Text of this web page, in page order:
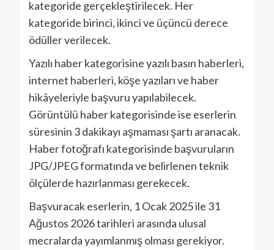
kategoride gerçekleştirilecek. Her
kategoride birinci, ikinci ve üçüncü derece
ödüller verilecek.
Yazılı haber kategorisine yazılı basın haberleri,
internet haberleri, köşe yazıları ve haber
hikâyeleriyle başvuru yapılabilecek.
Görüntülü haber kategorisinde ise eserlerin
süresinin 3 dakikayı aşmaması şartı aranacak.
Haber fotoğrafı kategorisinde başvuruların
JPG/JPEG formatında ve belirlenen teknik
ölçülerde hazırlanması gerekecek.
Başvuracak eserlerin, 1 Ocak 2025 ile 31
Ağustos 2026 tarihleri arasında ulusal
mecralarda yayımlanmış olması gerekiyor.